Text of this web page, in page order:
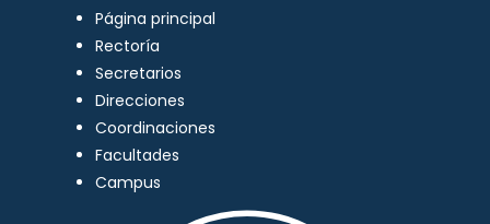
Página principal
Rectoría
Secretarios
Direcciones
Coordinaciones
Facultades
Campus